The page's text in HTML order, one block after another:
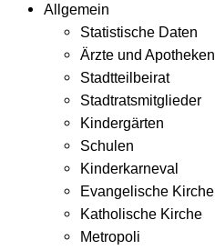
Allgemein
Statistische Daten
Ärzte und Apotheken
Stadtteilbeirat
Stadtratsmitglieder
Kindergärten
Schulen
Kinderkarneval
Evangelische Kirche
Katholische Kirche
Metropoli